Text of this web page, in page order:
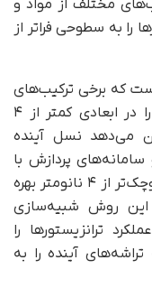
مختلف از مواد و
را به سطوحی فراتر از
که برخی ترکیب‌های
بررسی‌شده توانسته‌اند نشت الکترونی را در ابعادی کمتر از ۴
می‌دهد نسل آینده
پردازش با
کارایی بالا می‌توانند از ترانزیستورهایی کوچک‌تر از ۴ نانومتر بهره
این روش شبیه‌سازی
ترانزیستورها را
آینده را به